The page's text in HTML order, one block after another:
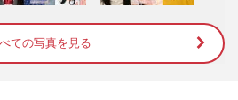
ての写真を見る